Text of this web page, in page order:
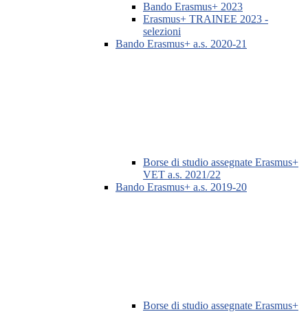
Bando Erasmus+ 2023
Erasmus+ TRAINEE 2023 -
selezioni
Bando Erasmus+ a.s. 2020-21
Borse di studio assegnate Erasmus+
VET a.s. 2021/22
Bando Erasmus+ a.s. 2019-20
Borse di studio assegnate Erasmus+